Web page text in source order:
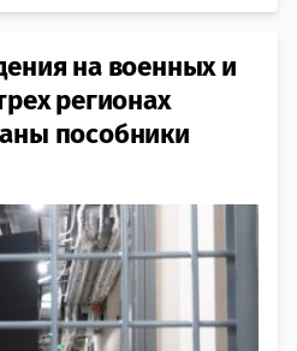
на военных и
регионах
пособники